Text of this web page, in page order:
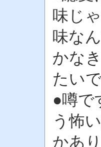
味じ
味な
かな
たい
●噂で
う怖
かあ